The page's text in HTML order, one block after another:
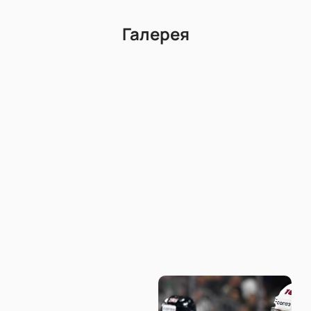
«СКА — Шанхайские драконы»
продаже! Просто укажите адрес электронной
Галерея